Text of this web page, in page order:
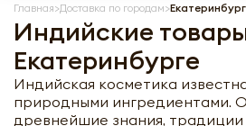
Главная Доставка по городам Екатеринбург
Индийские
Екатеринбурге
Индийская косметика
природными ингредиентами.
древнейшие знания,